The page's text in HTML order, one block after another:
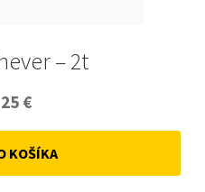
– 2t
Original
25 €
price
is:
KOŠÍKA